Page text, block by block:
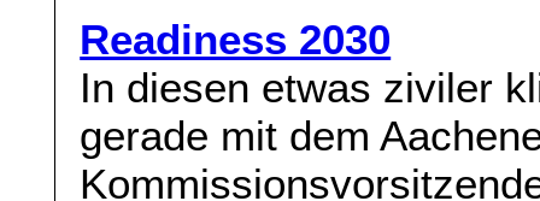
Readiness 2030
In diesen etwas ziviler
gerade mit dem